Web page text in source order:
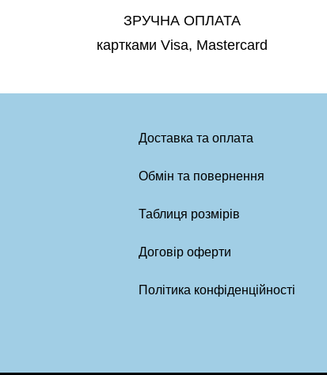
ЗРУЧНА ОПЛАТА
картками Visa, Mastercard
Доставка та оплата
Обмін та повернення
Таблиця розмірів
Договір оферти
Політика конфіденційності